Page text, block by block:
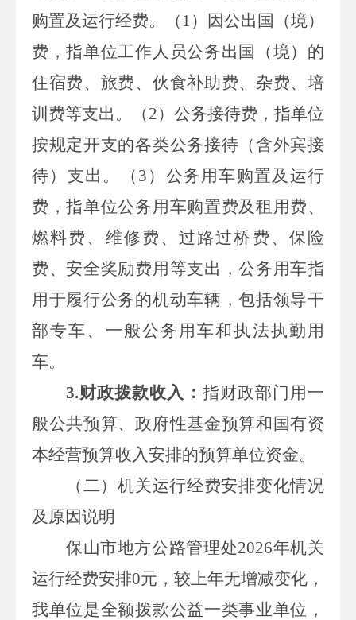
购置及运行经费。（ 1）因公出国（境）
费，指单位工作人员公务出国（境）的
住宿费、旅费、伙食补助费、杂费、培
训费等支出。（2）公务接待费，指单位
按规定开支的各类公务接待（含外宾接
待）支出。（ 3 ）公务用车购置及运行
费，指单位公务用车购置费及租用费、
燃料费、维修费、过路过桥费、保险
费、安全奖励费用等支出，公务用车指
用于履行公务的机动车辆，包括领导干
部专车、一般公务用车和执法执勤用
车。
3.财政拨款收入： 指财政部门用一
般公共预算、政府性基金预算和国有资
本经营预算收入安排的预算单位资金。
（二）机关运行经费安排变化情况
及原因说明
保山市地方公路管理处2026年机关
运行经费安排0元，较上年无增减变化，
我单位是全额拨款公益一类事业单位，